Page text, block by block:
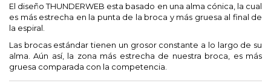
El diseño THUNDERWEB esta basado en una alma cónica, la cual
es más estrecha en la punta de la broca y más gruesa al final de
la espiral.
Las brocas estándar tienen un grosor constante a lo largo de su
alma. Aún así, la zona más estrecha de nuestra broca, es más
gruesa comparada con la competencia.